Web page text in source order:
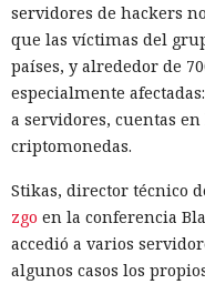
servidores de hackers
que las víctimas del
países, y alrededor de
especialmente
a servidores, cuentas
criptomonedas.
Stikas, director técnico
zgo en la conferencia
accedió a varios
algunos casos los